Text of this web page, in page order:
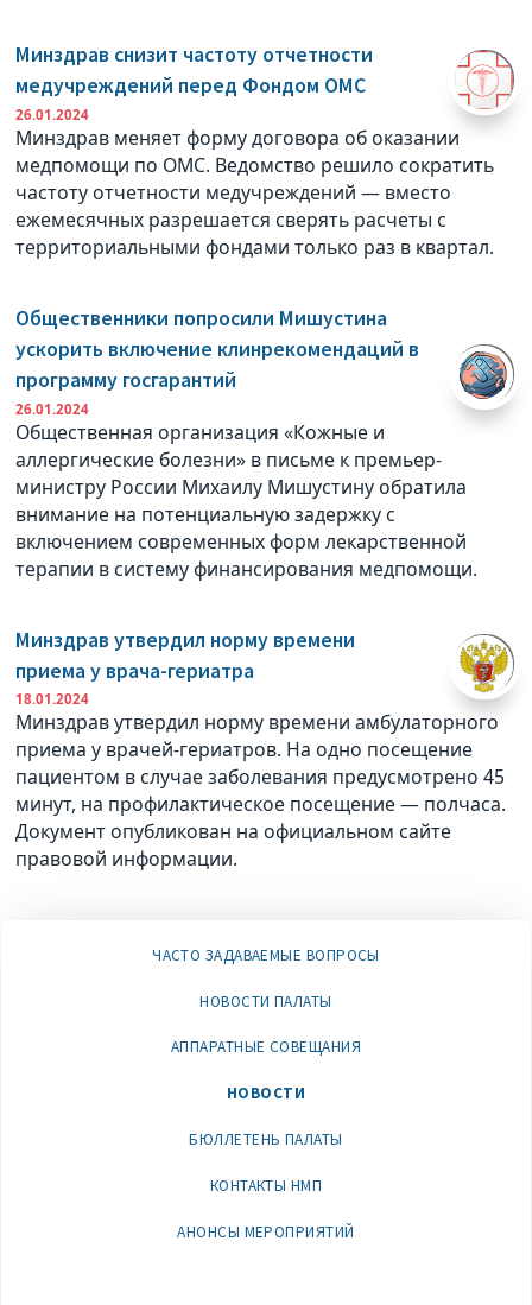
Минздрав снизит частоту отчетности
медучреждений перед Фондом ОМС
26.01.2024
Минздрав меняет форму договора об оказании
медпомощи по ОМС. Ведомство решило сократить
частоту отчетности медучреждений — вместо
ежемесячных разрешается сверять расчеты с
территориальными фондами только раз в квартал.
Общественники попросили Мишустина
ускорить включение клинрекомендаций в
программу госгарантий
26.01.2024
Общественная организация «Кожные и
аллергические болезни» в письме к премьер-
министру России Михаилу Мишустину обратила
внимание на потенциальную задержку с
включением современных форм лекарственной
терапии в систему финансирования медпомощи.
Минздрав утвердил норму времени
приема у врача-гериатра
18.01.2024
Минздрав утвердил норму времени амбулаторного
приема у врачей-гериатров. На одно посещение
пациентом в случае заболевания предусмотрено 45
минут, на профилактическое посещение — полчаса.
Документ опубликован на официальном сайте
правовой информации.
ЧАСТО ЗАДАВАЕМЫЕ ВОПРОСЫ
НОВОСТИ ПАЛАТЫ
АППАРАТНЫЕ СОВЕЩАНИЯ
НОВОСТИ
БЮЛЛЕТЕНЬ ПАЛАТЫ
КОНТАКТЫ НМП
АНОНСЫ МЕРОПРИЯТИЙ